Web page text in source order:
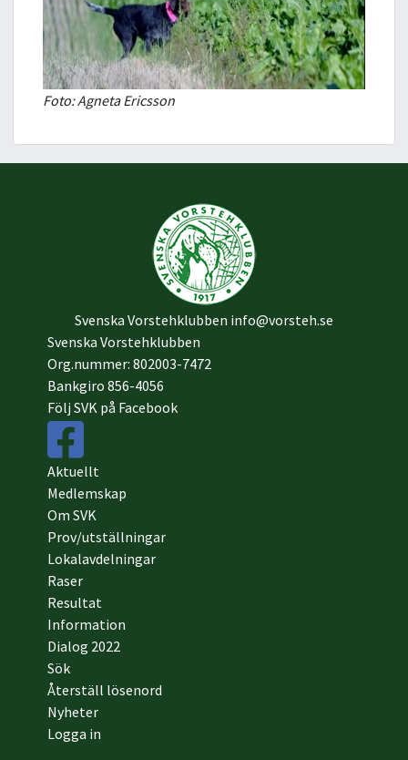
Foto: Agneta Ericsson
Svenska Vorstehklubben info@vorsteh.se
Svenska Vorstehklubben
Org.nummer: 802003-7472
Bankgiro 856-4056
Följ SVK på Facebook
Aktuellt
Medlemskap
Om SVK
Prov/utställningar
Lokalavdelningar
Raser
Resultat
Information
Dialog 2022
Sök
Återställ lösenord
Nyheter
Logga in